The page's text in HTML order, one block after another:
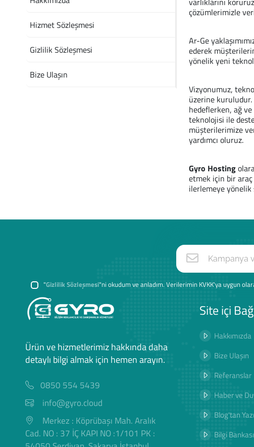
çözümlerimizle
Ar-Ge
ederek
yönelik yeni
Vizyonumuz,
üzerine
hedeflerken, ağ
teknolojisi ile
müşterilerimize
yardımcı oluruz.
Gyro Hosting
etmek için bir
ilerlemeye
Hizmet Sözleşmesi
Gizlilik Sözleşmesi
Bize Ulaşın
"Gizlilik Sözleşmesi"ni okudum ve anladım. Verilerimin KVKK'ya uygun
Ürün ve hizmetlerimiz hakkında daha
detaylı bilgi almak için hemen arayın.
0850 554 5439
info@gyro.cloud
Merkez : Köprübaşı Mah. Aralık
Cad. NO : 37 İÇ KAPI NO :1/101 PK :
Site içi
Hakkımızda
Bize Ulaşın
Referanslar
Haber ve
Blog'tan
Bilgi Bankası